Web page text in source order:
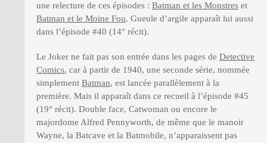
une relecture de ces épisodes : Batman et les Monstres et
Batman et le Moine Fou. Gueule d’argile apparaît lui aussi
dans l’épisode #40 (14° récit).
Le Joker ne fait pas son entrée dans les pages de Detective
Comics, car à partir de 1940, une seconde série, nommée
simplement Batman, est lancée parallèlement à la
première. Mais il apparaît dans ce recueil à l’épisode #45
(19° récit). Double face, Catwoman ou encore le
majordome Alfred Pennyworth, de même que le manoir
Wayne, la Batcave et la Batmobile, n’apparaissent pas